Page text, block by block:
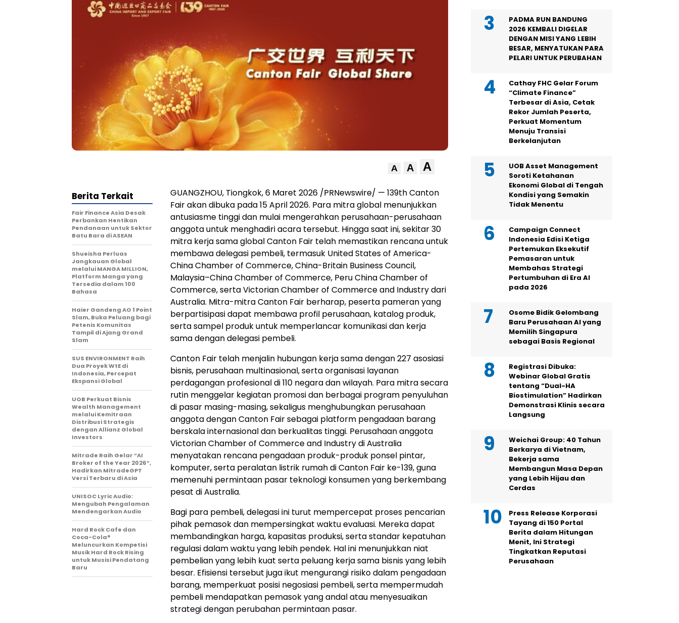
A A A
GUANGZHOU, Tiongkok, 6 Maret 2026 /PRNewswire/ — 139th Canton
Fair akan dibuka pada 15 April 2026. Para mitra global menunjukkan
antusiasme tinggi dan mulai mengerahkan perusahaan-perusahaan
anggota untuk menghadiri acara tersebut. Hingga saat ini, sekitar 30
mitra kerja sama global Canton Fair telah memastikan rencana untuk
membawa delegasi pembeli, termasuk United States of America-
China Chamber of Commerce, China-Britain Business Council,
Malaysia–China Chamber of Commerce, Peru China Chamber of
Commerce, serta Victorian Chamber of Commerce and Industry dari
Australia. Mitra-mitra Canton Fair berharap, peserta pameran yang
berpartisipasi dapat membawa profil perusahaan, katalog produk,
serta sampel produk untuk memperlancar komunikasi dan kerja
sama dengan delegasi pembeli.
Canton Fair telah menjalin hubungan kerja sama dengan 227 asosiasi
bisnis, perusahaan multinasional, serta organisasi layanan
perdagangan profesional di 110 negara dan wilayah. Para mitra secara
rutin menggelar kegiatan promosi dan berbagai program penyuluhan
di pasar masing-masing, sekaligus menghubungkan perusahaan
anggota dengan Canton Fair sebagai platform pengadaan barang
berskala internasional dan berkualitas tinggi. Perusahaan anggota
Victorian Chamber of Commerce and Industry di Australia
menyatakan rencana pengadaan produk-produk ponsel pintar,
komputer, serta peralatan listrik rumah di Canton Fair ke-139, guna
memenuhi permintaan pasar teknologi konsumen yang berkembang
pesat di Australia.
Bagi para pembeli, delegasi ini turut mempercepat proses pencarian
pihak pemasok dan mempersingkat waktu evaluasi. Mereka dapat
membandingkan harga, kapasitas produksi, serta standar kepatuhan
regulasi dalam waktu yang lebih pendek. Hal ini menunjukkan niat
pembelian yang lebih kuat serta peluang kerja sama bisnis yang lebih
besar. Efisiensi tersebut juga ikut mengurangi risiko dalam pengadaan
barang, memperkuat posisi negosiasi pembeli, serta mempermudah
pembeli mendapatkan pemasok yang andal atau menyesuaikan
strategi dengan perubahan permintaan pasar.
Berita Terkait
Fair Finance Asia Desak
Perbankan Hentikan
Pendanaan untuk Sektor
Batu Bara di ASEAN
Shueisha Perluas
Jangkauan Global
melalui MANGA MILLION,
Platform Manga yang
Tersedia dalam 100
Bahasa
Haier Gandeng AO 1 Point
Slam, Buka Peluang bagi
Petenis Komunitas
Tampil di Ajang Grand
Slam
SUS ENVIRONMENT Raih
Dua Proyek WtE di
Indonesia, Percepat
Ekspansi Global
UOB Perkuat Bisnis
Wealth Management
melalui Kemitraan
Distribusi Strategis
dengan Allianz Global
Investors
Mitrade Raih Gelar “AI
Broker of the Year 2026”,
Hadirkan MitradeGPT
Versi Terbaru di Asia
UNISOC Lyric Audio:
Mengubah Pengalaman
Mendengarkan Audio
Hard Rock Cafe dan
Coca-Cola®
Meluncurkan Kompetisi
Musik Hard Rock Rising
untuk Musisi Pendatang
Baru
PADMA RUN BANDUNG
2026 KEMBALI DIGELAR
DENGAN MISI YANG LEBIH
BESAR, MENYATUKAN PARA
PELARI UNTUK PERUBAHAN
Cathay FHC Gelar Forum
“Climate Finance”
Terbesar di Asia, Cetak
Rekor Jumlah Peserta,
Perkuat Momentum
Menuju Transisi
Berkelanjutan
UOB Asset Management
Soroti Ketahanan
Ekonomi Global di Tengah
Kondisi yang Semakin
Tidak Menentu
Campaign Connect
Indonesia Edisi Ketiga
Pertemukan Eksekutif
Pemasaran untuk
Membahas Strategi
Pertumbuhan di Era AI
pada 2026
Osome Bidik Gelombang
Baru Perusahaan AI yang
Memilih Singapura
sebagai Basis Regional
Registrasi Dibuka:
Webinar Global Gratis
tentang “Dual-HA
Biostimulation” Hadirkan
Demonstrasi Klinis secara
Langsung
Weichai Group: 40 Tahun
Berkarya di Vietnam,
Bekerja sama
Membangun Masa Depan
yang Lebih Hijau dan
Cerdas
Press Release Korporasi
Tayang di 150 Portal
Berita dalam Hitungan
Menit, Ini Strategi
Tingkatkan Reputasi
Perusahaan